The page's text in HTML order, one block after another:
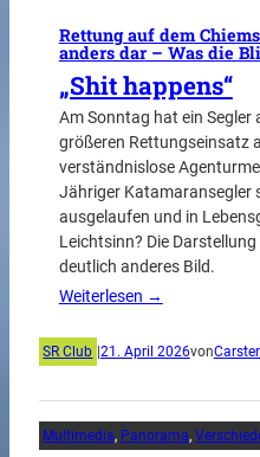
Rettung auf dem
anders dar – Was die
„Shit happens“
Am Sonntag hat ein Segler
größeren Rettungseinsatz
verständnislose
Jähriger Katamaransegler
ausgelaufen und in
Leichtsinn? Die
deutlich anderes Bild.
Weiterlesen →
SR Club |21. April 2026von
Multimedia, Panorama,